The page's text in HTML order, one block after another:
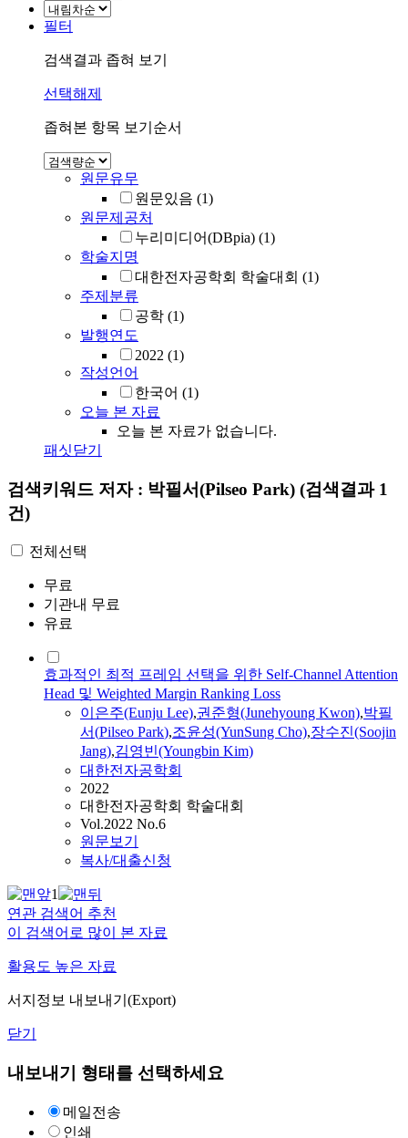
필터
검색결과 좁혀 보기
선택해제
좁혀본 항목 보기순서
원문유무
원문있음 (1)
원문제공처
누리미디어(DBpia) (1)
학술지명
대한전자공학회 학술대회 (1)
주제분류
공학 (1)
발행연도
2022 (1)
작성언어
한국어 (1)
오늘 본 자료
오늘 본 자료가 없습니다.
패싯닫기
검색키워드 저자 : 박필서(Pilseo Park) (검색결과 1
건)
전체선택
무료
기관내 무료
유료
효과적인 최적 프레임 선택을 위한 Self-Channel Attention
Head 및 Weighted Margin Ranking Loss
이은주(Eunju Lee),권준형(Junehyoung Kwon),박필
서(Pilseo Park),조윤성(YunSung Cho),장수진(Soojin
Jang),김영빈(Youngbin Kim)
대한전자공학회
2022
대한전자공학회 학술대회
Vol.2022 No.6
원문보기
복사/대출신청
1
연관 검색어 추천
이 검색어로 많이 본 자료
활용도 높은 자료
서지정보 내보내기(Export)
닫기
내보내기 형태를 선택하세요
메일전송
인쇄